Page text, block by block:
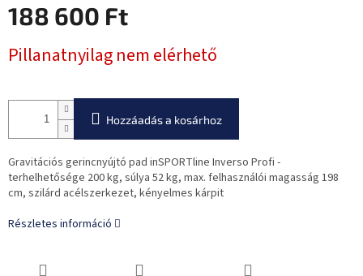
188 600 Ft
Pillanatnyilag nem elérhető
Hozzáadás a kosárhoz
Gravitációs gerincnyújtó pad inSPORTline Inverso Profi -
terhelhetősége 200 kg, súlya 52 kg, max. felhasználói magasság 198
cm, szilárd acélszerkezet, kényelmes kárpit
Részletes információ